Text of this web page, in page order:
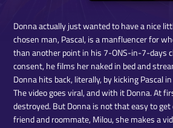
Donna actually just wanted to have a nice
chosen man, Pascal, is a manfluencer for
than another point in his 7-ONS-in-7-days
consent, he films her naked in bed and
Donna hits back, literally, by kicking Pascal
The video goes viral, and with it Donna. At
destroyed. But Donna is not that easy to
friend and roommate, Milou, she makes a